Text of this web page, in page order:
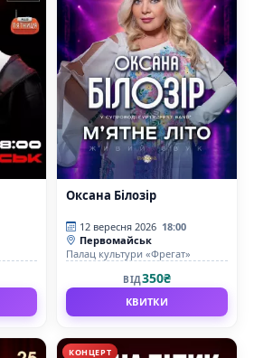
Оксана Білозір
12 вересня 2026 18:00
Первомайськ
Палац культури «Фрегат»
ВІД350₴
КВИТКИ
КОНЦЕРТ